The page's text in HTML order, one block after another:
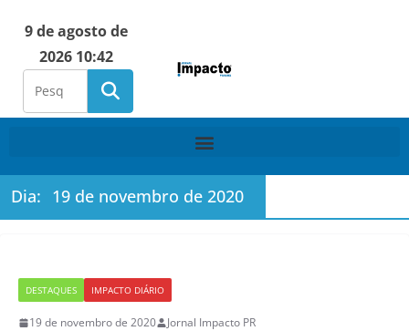
9 de agosto de
2026 10:42
Dia: 19 de novembro de 2020
DESTAQUES IMPACTO DIÁRIO
19 de novembro de 2020 Jornal Impacto PR